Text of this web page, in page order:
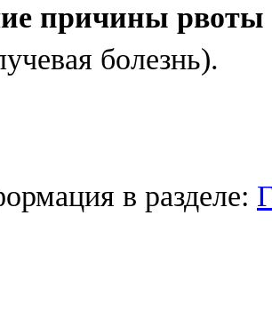
причины рвоты
болезнь).
в разделе: